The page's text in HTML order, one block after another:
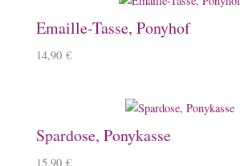
Emaille-Tasse, Ponyhof
14,90 €
Spardose, Ponykasse
15,90 €